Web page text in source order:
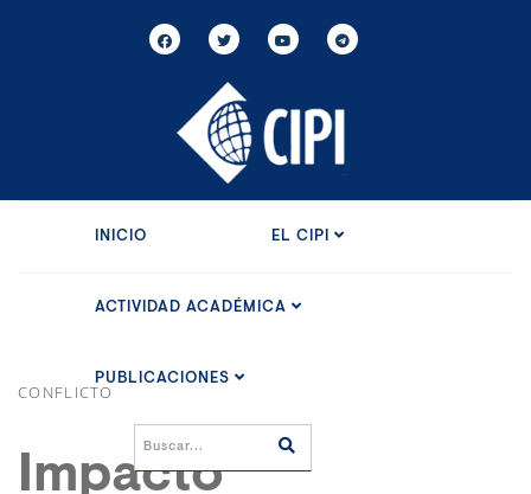
INICIO EL CIPI
ACTIVIDAD ACADÉMICA
PUBLICACIONES
CONFLICTO
Impacto